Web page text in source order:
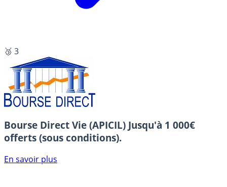
🥉 3
Bourse Direct Vie (APICIL) Jusqu'à 1 000€
offerts (sous conditions).
En savoir plus